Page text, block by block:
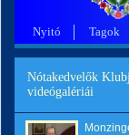
Nyitó Tagok
Nótakedvelők
videógalériái